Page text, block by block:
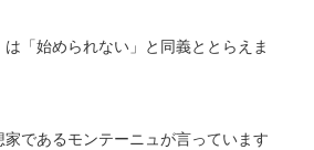
「始められない」と同義ととらえま
であるモンテーニュが言っています